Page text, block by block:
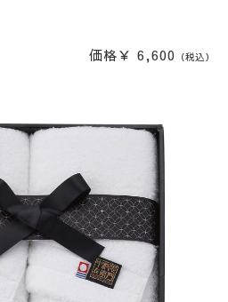
価格￥ 6,600 （税込）